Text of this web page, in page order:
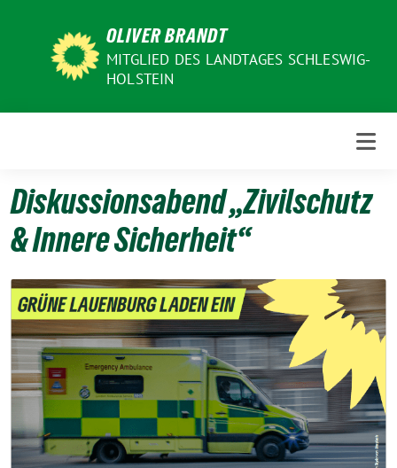
OLIVER BRANDT
MITGLIED DES LANDTAGES SCHLESWIG-
HOLSTEIN
Diskussionsabend „Zivilschutz
& Innere Sicherheit“